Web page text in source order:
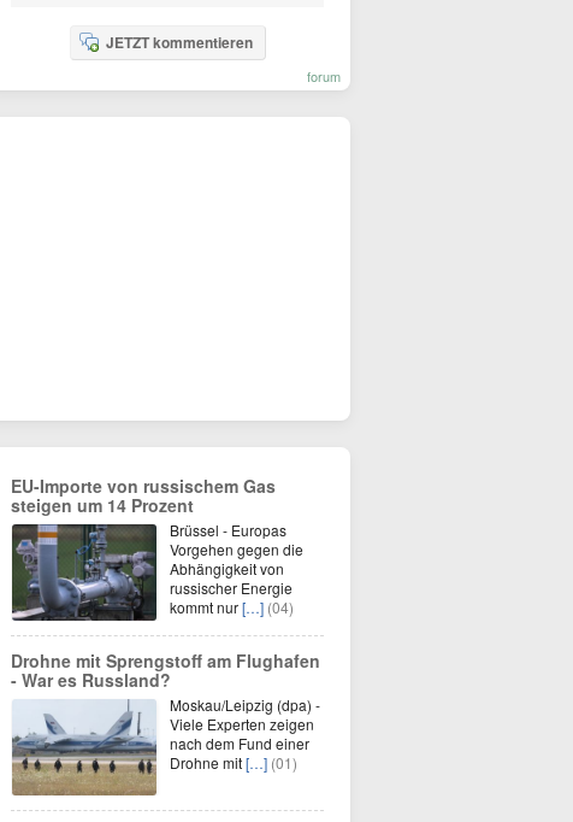
JETZT kommentieren
forum
EU-Importe von russischem Gas
steigen um 14 Prozent
Brüssel - Europas
Vorgehen gegen die
Abhängigkeit von
russischer Energie
kommt nur[…] (04)
Drohne mit Sprengstoff am Flughafen
- War es Russland?
Moskau/Leipzig (dpa) -
Viele Experten zeigen
nach dem Fund einer
Drohne mit[…] (01)